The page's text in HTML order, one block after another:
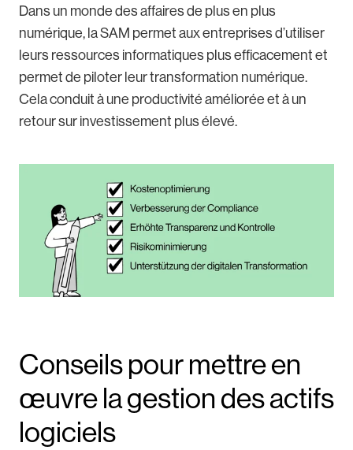
Dans un monde des affaires de plus en plus
numérique, la SAM permet aux entreprises d’utiliser
leurs ressources informatiques plus efficacement et
permet de piloter leur transformation numérique.
Cela conduit à une productivité améliorée et à un
retour sur investissement plus élevé.
Conseils pour mettre en
œuvre la gestion des actifs
logiciels